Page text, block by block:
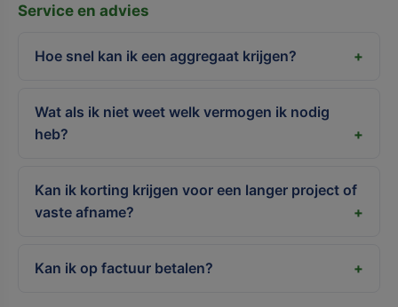
Service en advies
Hoe snel kan ik een aggregaat krijgen?
Wat als ik niet weet welk vermogen ik nodig
heb?
Kan ik korting krijgen voor een langer project of
vaste afname?
Kan ik op factuur betalen?